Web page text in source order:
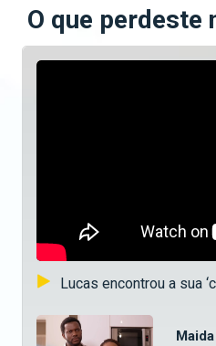
O que perdeste
Lucas encontrou a sua